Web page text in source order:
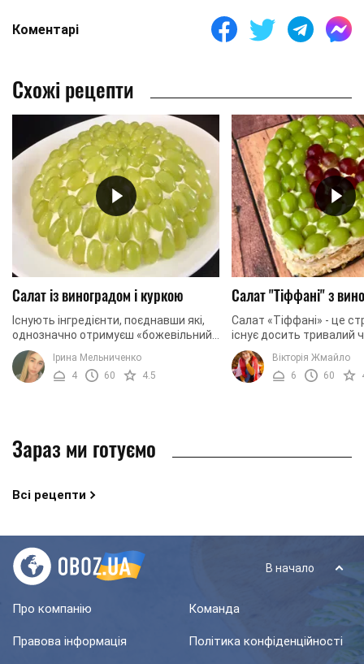
Коментарі
Схожі рецепти
Салат із виноградом і куркою
Існують інгредієнти, поєднавши які,
однозначно отримуєш «божевільний»
мікс. Це поєднання непоєднуваного
спершу може лякати, відштовхувати,
але ...
Ірина Мельниченко
4
60 4.5
Салат "Тіффані" з
Салат «Тіффані» - це
існує досить тривалий
тому за весь період
класичний салат дещо
адже кожна господиня
Вікторія Жмайло
6
60
Зараз ми готуємо
Всі рецепти
В начало
Про компанію Команда
Правова інформація Політика конфіденційності